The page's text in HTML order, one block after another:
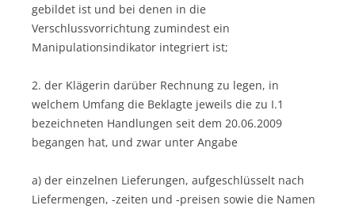
gebildet ist und bei denen in die
Verschlussvorrichtung zumindest ein
Manipulationsindikator integriert ist;
2. der Klägerin darüber Rechnung zu legen, in
welchem Umfang die Beklagte jeweils die zu I.1
bezeichneten Handlungen seit dem 20.06.2009
begangen hat, und zwar unter Angabe
a) der einzelnen Lieferungen, aufgeschlüsselt nach
Liefermengen, -zeiten und -preisen sowie die Namen